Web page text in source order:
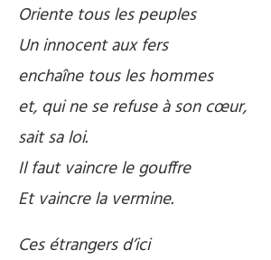
Oriente tous les peuples
Un innocent aux fers
enchaîne tous les hommes
et, qui ne se refuse à son cœur,
sait sa loi.
Il faut vaincre le gouffre
Et vaincre la vermine.
Ces étrangers d’ici